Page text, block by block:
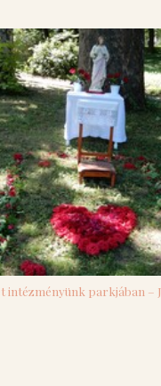
intézményünk parkjában –